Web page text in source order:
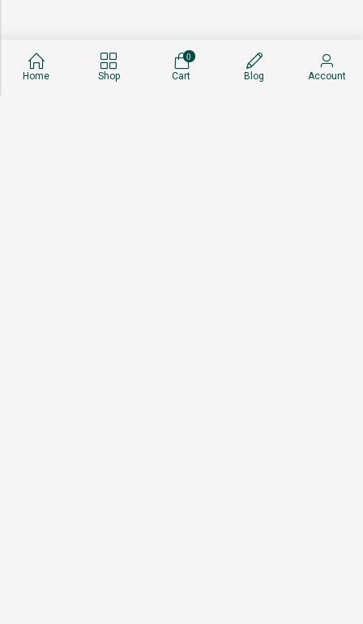
Home Shop
0
Cart Blog Account